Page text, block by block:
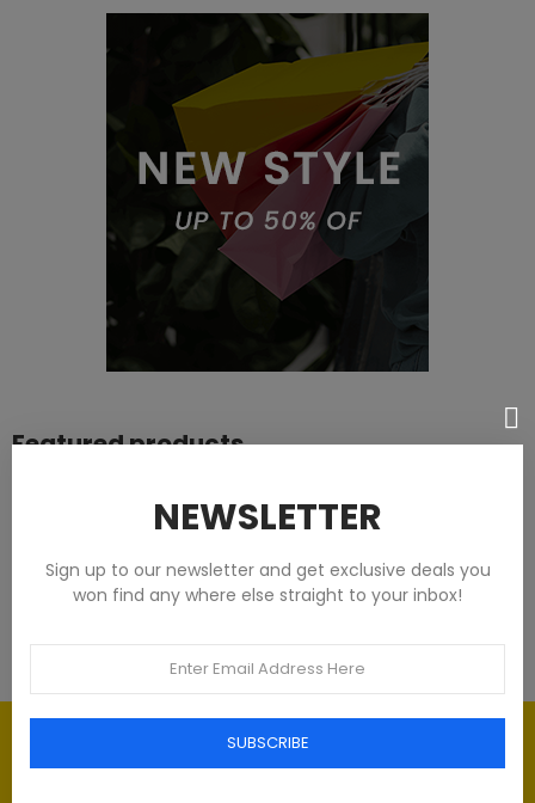
Featured products
Tommy Hilfiger Chemises - Homme -
Blanches
€93.00
Élégance intemporelle : l'art du
Luxe
NEWSLETTER
Sign up to our newsletter and get exclusive deals you
won find any where else straight to your inbox!
SUBSCRIBE